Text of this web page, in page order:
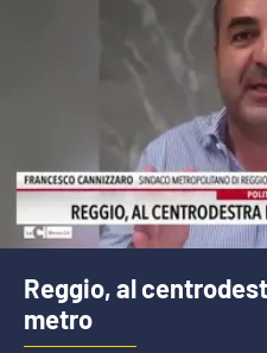
Reggio, al
metro